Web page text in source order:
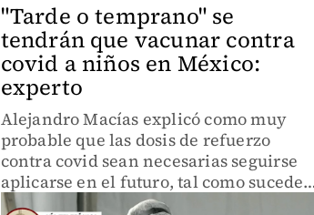
"Tarde o temprano" se
tendrán que vacunar contra
covid a niños en México:
experto
Alejandro Macías explicó como muy
probable que las dosis de refuerzo
contra covid sean necesarias seguirse
aplicarse en el futuro, tal como sucede
con el biológico de la influenza.